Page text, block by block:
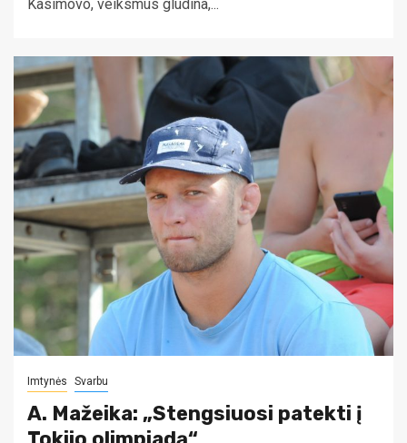
Kasimovo, veiksmus gludina,...
Imtynės Svarbu
A. Mažeika: „Stengsiuosi patekti į